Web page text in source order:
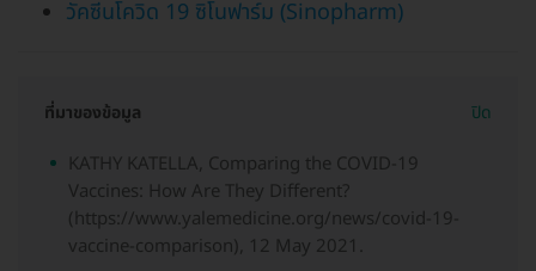
วัคซีนโควิด 19 ซิโนฟาร์ม (Sinopharm)
ที่มาของข้อมูล ปิด
KATHY KATELLA, Comparing the COVID-19
Vaccines: How Are They Different?
(https://www.yalemedicine.org/news/covid-19-
vaccine-comparison), 12 May 2021.